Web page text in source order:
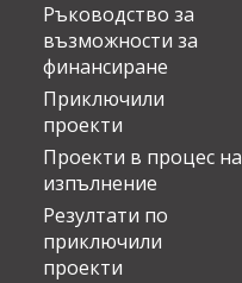
Ръководство за
възможности за
финансиране
Приключили
проекти
Проекти в процес на
изпълнение
Резултати по
приключили
проекти